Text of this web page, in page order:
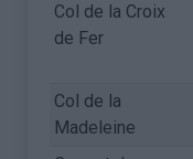
Col de la Croix
de Fer
Col de la
Madeleine